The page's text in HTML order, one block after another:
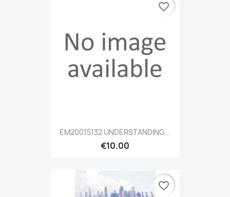
EM20015132 UNDERSTANDING...
€10.00
favorite_border
favorite_border